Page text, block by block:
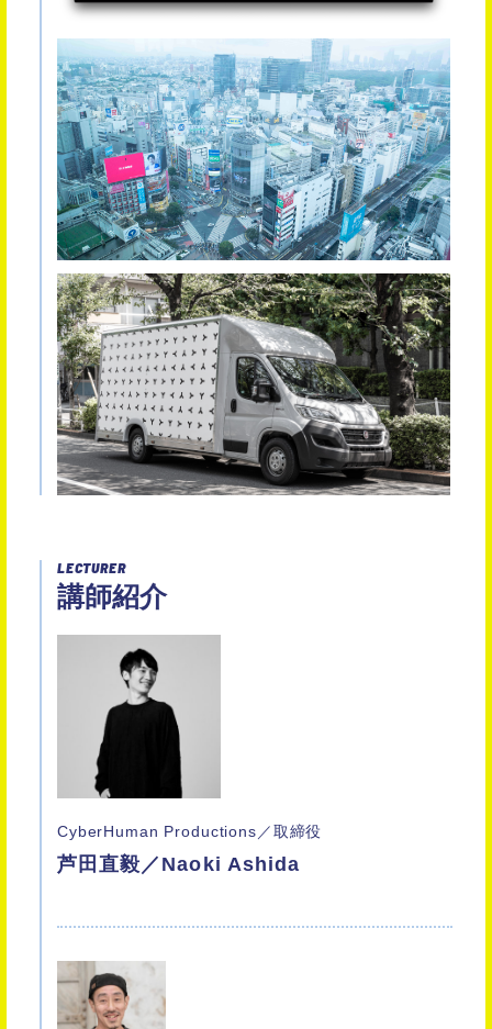
LECTURER
講師紹介
CyberHuman Productions／取締役
芦田直毅／Naoki Ashida